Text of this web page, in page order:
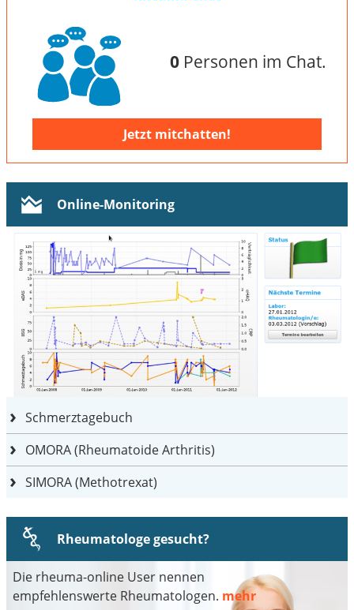
0Personen im Chat.
Jetzt mitchatten!
Online-Monitoring
Schmerztagebuch
OMORA (Rheumatoide Arthritis)
SIMORA (Methotrexat)
Rheumatologe gesucht?
Die rheuma-online User nennen
empfehlenswerte Rheumatologen. mehr